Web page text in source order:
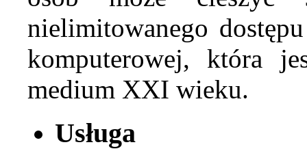
nielimitowanego
komputerowej, która
medium XXI wieku.
Usługa